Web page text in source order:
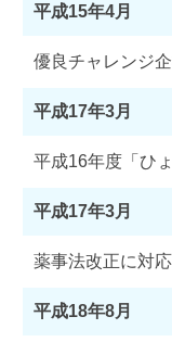
平成15年4月
優良チャレンジ
平成17年3月
平成16年度「ひ
平成17年3月
薬事法改正に対
平成18年8月